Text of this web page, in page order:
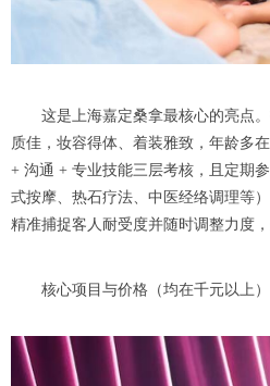
这是上海嘉定桑拿最核心的亮点。
质佳，妆容得体、着装雅致，年龄多
+ 沟通 + 专业技能三层考核，且定期
式按摩、热石疗法、中医经络调理等
精准捕捉客人耐受度并随时调整力度
核心项目与价格（均在千元以上）